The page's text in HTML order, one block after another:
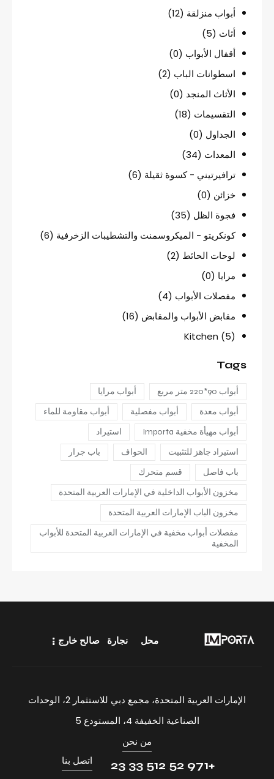
أبواب منزلقة
أثاث
أقفال الأبواب
اسطوانات الباب
الأثاث المنجد
التقسيمات
الجداول
المعدات
ترافيرتيني - كسوة ثقيلة
خزائن
فجوة الظل
كونكريتو - الميكروسمنت والتشطيبات الزخرفية
لوحات الحائط
مرايا
مفصلات الأبواب
مقابض الأبواب والمقابض
Kitchen (5)
Tags
أبواب 90*220 متر مربع
أبواب مرايا
أبواب معدة
أبواب مفصلية
أبواب مقاومة للماء
أبواب مهيأة مخفية Importa
استيراد
استيراد جاهز للتثبيت
الحواف
باب جرار
باب فاصل
قسم متحرك
مخزون الأبواب الداخلية في الإمارات العربية المتحدة
مخزون الباب الإمارات العربية المتحدة
مفصلات أبواب مخفية في الإمارات العربية المتحدة للأبواب
المخفية
محل نجارة صالح خارج
الإمارات العربية المتحدة، مجمع دبي للاستثمار 2، الوحدات
الصناعية الخفيفة 4، المستودع 5
من نحن
+971 52 512 33 23 اتصل بنا